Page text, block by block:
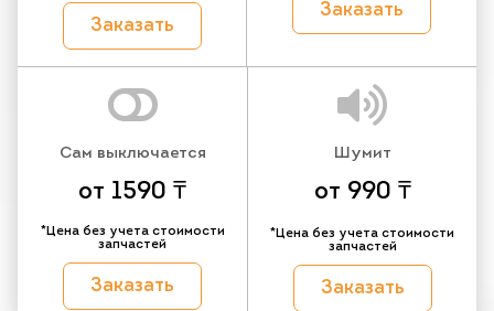
Заказать
Заказать
Сам выключается
от 1590 ₸
*Цена без учета стоимости
запчастей
Заказать
Шумит
от 990 ₸
*Цена без учета стоимости
запчастей
Заказать